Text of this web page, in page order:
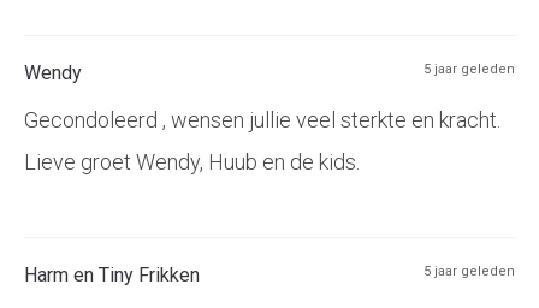
Wendy 5 jaar geleden
Gecondoleerd , wensen jullie veel sterkte en kracht.
Lieve groet Wendy, Huub en de kids.
Harm en Tiny Frikken 5 jaar geleden